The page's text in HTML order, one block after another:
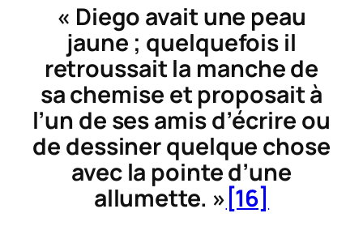
« Diego avait une peau
jaune ; quelquefois il
retroussait la manche de
sa chemise et proposait à
l’un de ses amis d’écrire ou
de dessiner quelque chose
avec la pointe d’une
allumette. » [16]